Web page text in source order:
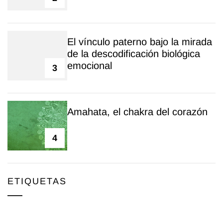
3
El vínculo paterno bajo la mirada
de la descodificación biológica
emocional
4
Amahata, el chakra del corazón
ETIQUETAS